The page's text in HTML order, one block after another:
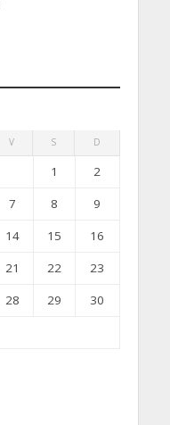
V S D
1
2
7 8
9
14 15
16
21 22
23
28 29
30